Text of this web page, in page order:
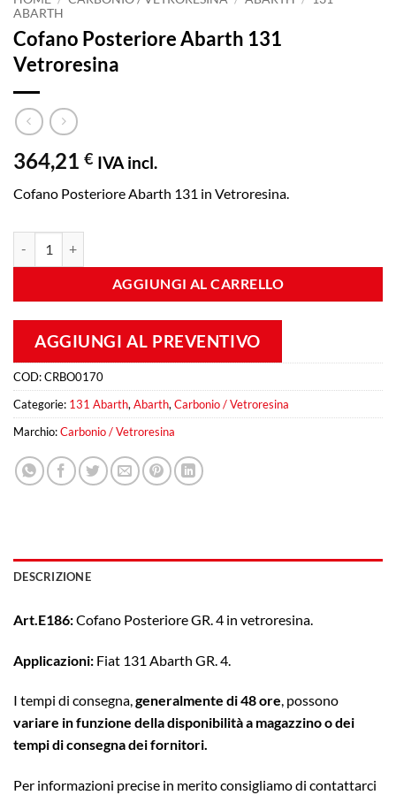
ABARTH
Cofano Posteriore Abarth 131
Vetroresina
364,21 € IVA incl.
Cofano Posteriore Abarth 131 in Vetroresina.
AGGIUNGI AL CARRELLO
AGGIUNGI AL PREVENTIVO
COD:CRBO0170
Categorie: 131 Abarth, Abarth, Carbonio / Vetroresina
Marchio:Carbonio / Vetroresina
DESCRIZIONE
Art.E186:Cofano Posteriore GR. 4 in vetroresina.
Applicazioni: Fiat 131 Abarth GR. 4.
I tempi di consegna,generalmente di 48 ore, possono
variare in funzione della disponibilità a magazzino o dei
tempi di consegna dei fornitori.
Per informazioni precise in merito consigliamo di contattarci